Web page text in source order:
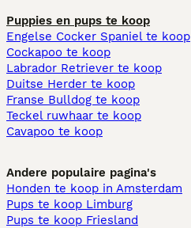
Puppies en pups te koop
Engelse Cocker Spaniel te koop
Cockapoo te koop
Labrador Retriever te koop
Duitse Herder te koop
Franse Bulldog te koop
Teckel ruwhaar te koop
Cavapoo te koop
Andere populaire pagina's
Honden te koop in Amsterdam
Pups te koop Limburg​
Pups te koop Friesland​